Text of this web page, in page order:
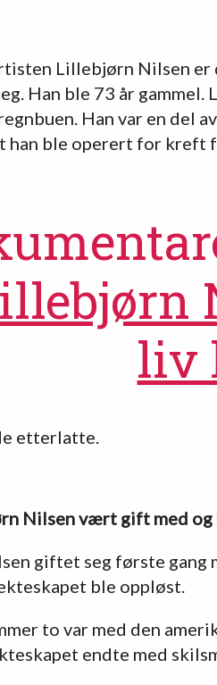
Lillebjørn Nilsen er
Han ble 73 år
Han var en del
han ble operert for kreft
liv
etterlatte.
Nilsen vært gift med og
giftet seg første gang
ble oppløst.
to var med den
endte med